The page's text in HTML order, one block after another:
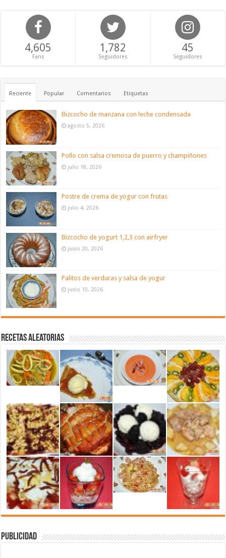
4,605
Fans
1,782
Seguidores
45
Seguidores
Reciente Popular Comentarios Etiquetas
Bizcocho de manzana con leche condensada
agosto 5, 2026
Pollo con salsa cremosa de puerro y champiñones
julio 18, 2026
Postre de crema de yogur con frutas
julio 4, 2026
Bizcocho de yogurt 1,2,3 con airfryer
junio 20, 2026
Palitos de verduras y salsa de yogur
junio 10, 2026
Recetas aleatorias
Publicidad